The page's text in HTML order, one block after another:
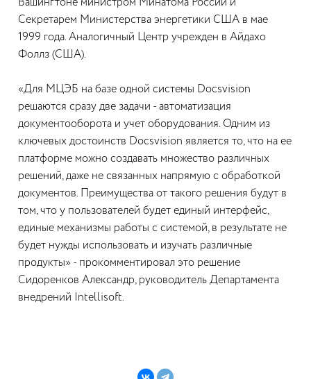
Вашингтоне министром Минатома России и
Секретарем Министерства энергетики США в мае
1999 года. Аналогичный Центр учрежден в Айдахо
Фоллз (США).
«Для МЦЭБ на базе одной системы Docsvision
решаются сразу две задачи - автоматизация
документооборота и учет оборудования. Одним из
ключевых достоинств Docsvision является то, что на ее
платформе можно создавать множество различных
решений, даже не связанных напрямую с обработкой
документов. Преимущества от такого решения будут в
том, что у пользователей будет единый интерфейс,
единые механизмы работы с системой, в результате не
будет нужды использовать и изучать различные
продукты» - прокомментировал это решение
Сидоренков Александр, руководитель Департамента
внедрений Intellisoft.